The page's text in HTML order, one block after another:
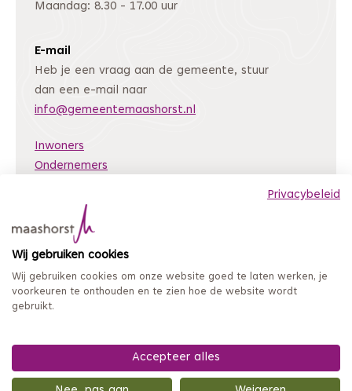
Privacybeleid
Wij gebruiken cookies
Wij gebruiken cookies om onze website goed te laten werken, je
voorkeuren te onthouden en te zien hoe de website wordt
gebruikt.
Accepteer alles
Maandag: 8.30 - 17.00 uur
E-mail
Heb je een vraag aan de gemeente, stuur
dan een e-mail naar
info@gemeentemaashorst.nl
Inwoners
Ondernemers
Archiefweb(Deze link gaat naar een andere website)
Coordinated Vulnerability Disclosure
Mijn loket
Privacy en persoonsgegevens
Toegankelijkheidsverklaring